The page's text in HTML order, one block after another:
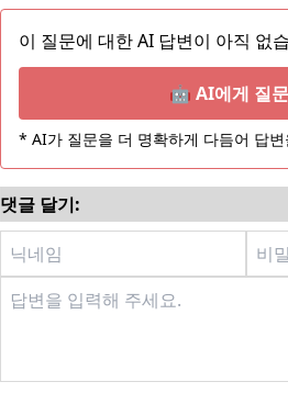
이 질문에 대한 AI 답변이 아직 없
🤖 AI에게 질
* AI가 질문을 더 명확하게 다듬어 답
댓글 달기: